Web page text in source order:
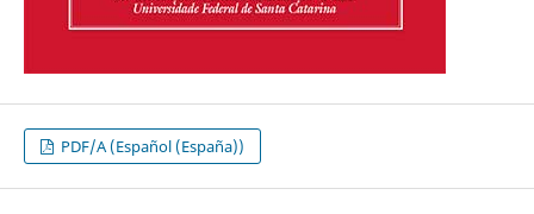
PDF/A (Español (España))